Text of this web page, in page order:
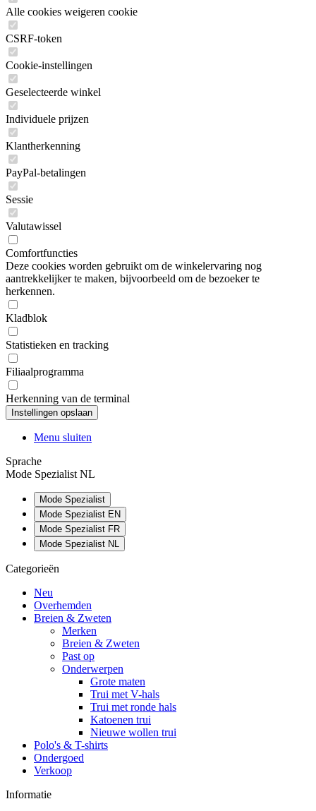
Alle cookies weigeren cookie
CSRF-token
Cookie-instellingen
Geselecteerde winkel
Individuele prijzen
Klantherkenning
PayPal-betalingen
Sessie
Valutawissel
Comfortfuncties
Deze cookies worden gebruikt om de winkelervaring nog
aantrekkelijker te maken, bijvoorbeeld om de bezoeker te
herkennen.
Kladblok
Statistieken en tracking
Filiaalprogramma
Herkenning van de terminal
Menu sluiten
Sprache
Mode Spezialist NL
Mode Spezialist
Mode Spezialist EN
Mode Spezialist FR
Mode Spezialist NL
Categorieën
Neu
Overhemden
Breien & Zweten
Merken
Breien & Zweten
Past op
Onderwerpen
Grote maten
Trui met V-hals
Trui met ronde hals
Katoenen trui
Nieuwe wollen trui
Polo's & T-shirts
Ondergoed
Verkoop
Informatie